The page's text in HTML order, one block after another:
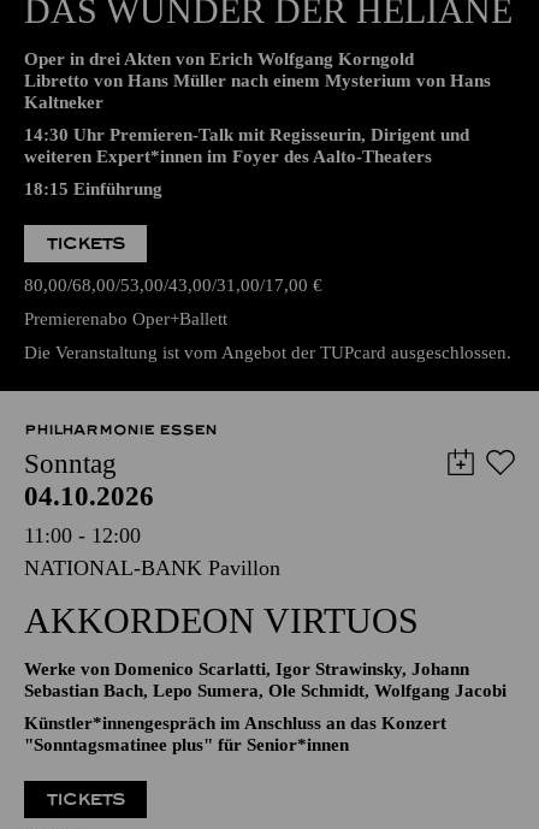
Aalto-Theater
PREMIERE
DAS WUNDER DER HELIANE
Oper in drei Akten von Erich Wolfgang Korngold
Libretto von Hans Müller nach einem Mysterium von Hans
weiteren Expert*innen im Foyer des Aalto-Theaters
18:15 Einführung
TICKETS
80,00 68,00 53,00 43,00 31,00 17,00€
Premierenabo Oper+Ballett
Die Veranstaltung ist vom Angebot der TUPcard ausgeschlossen.
PHILHARMONIE ESSEN
Sonntag
04.10.2026
11:00 - 12:00
AKKORDEON VIRTUOS
Werke von Domenico Scarlatti, Igor Strawinsky, Johann
Künstler*innengespräch im Anschluss an das Konzert
"Sonntagsmatinee plus" für Senior*innen